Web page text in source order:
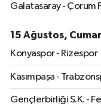
Galatasaray - Çorum
15 Ağustos,
Konyaspor - Rizespor
Kasımpaşa -
Gençlerbirliği S.K. -